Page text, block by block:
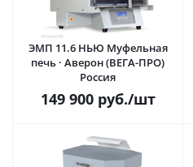
ЭМП 11.6 НЬЮ Муфельная
печь · Аверон (ВЕГА-ПРО)
Россия
149 900руб./шт